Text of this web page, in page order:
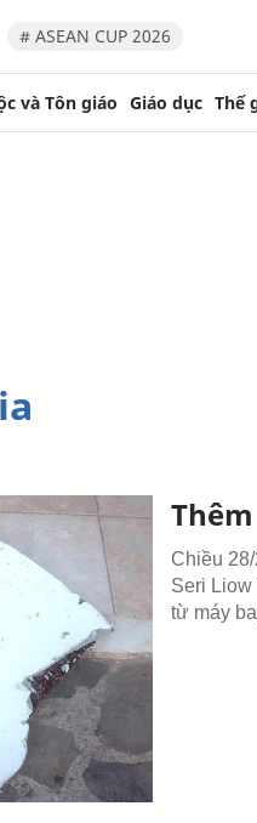
# ASEAN CUP 2026
và Tôn giáo Giáo dục Thế
Chiều
Seri Liow
từ máy